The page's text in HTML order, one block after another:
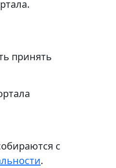
принять
с
.